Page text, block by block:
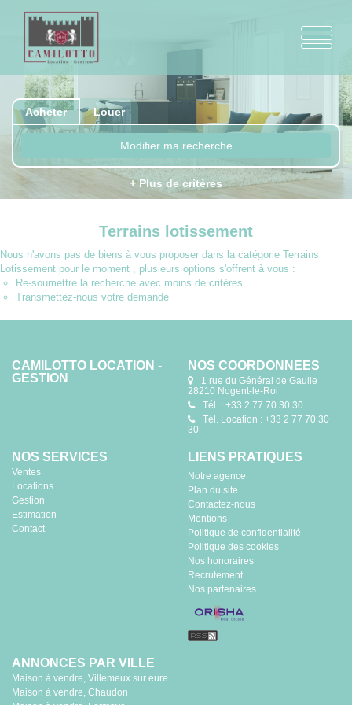
Acheter Louer
Modifier ma recherche
+ Plus de critères
Terrains lotissement
Nous n'avons pas de biens à vous proposer dans la catégorie Terrains
Lotissement pour le moment , plusieurs options s'offrent à vous :
Re-soumettre la recherche avec moins de critères.
Transmettez-nous votre demande
CAMILOTTO LOCATION -
GESTION
NOS COORDONNÉES
1 rue du Général de Gaulle
28210 Nogent-le-Roi
Tél. : +33 2 77 70 30 30
Tél. Location : +33 2 77 70 30
30
NOS SERVICES
Ventes
Locations
Gestion
Estimation
Contact
LIENS PRATIQUES
Notre agence
Plan du site
Contactez-nous
Mentions
Politique de confidentialité
Politique des cookies
Nos honoraires
Recrutement
Nos partenaires
ANNONCES PAR VILLE
Maison à vendre, Villemeux sur eure
Maison à vendre, Chaudon